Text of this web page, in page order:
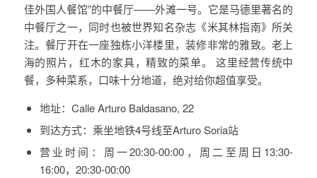
佳外国人餐馆”的中餐厅——外滩一号。它是马德里著名的
中餐厅之一，同时也被世界知名杂志《米其林指南》所关
注。餐厅开在一座独栋小洋楼里，装修非常的雅致。老上
海的照片，红木的家具，精致的菜单。 这里经营传统中
餐，多种菜系，口味十分地道，绝对给你超值享受。
地址： Calle Arturo Baldasano, 22
到达方式： 乘坐地铁4号线至Arturo Soria站
营业时间： 周一20:30-00:00，周二至周日13:30-
16:00，20:30-00:00